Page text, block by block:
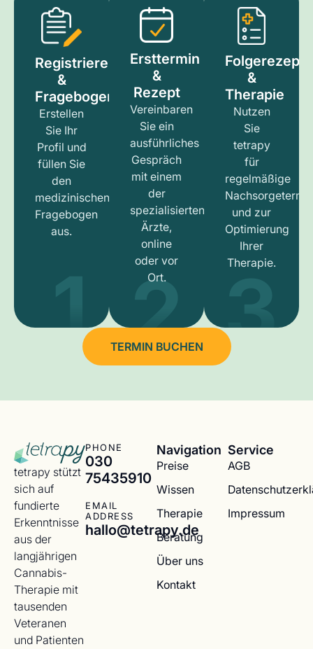
Registrieren
&
Fragebogen
Erstellen
Sie Ihr
Profil und
füllen Sie
den
medizinischen
Fragebogen
aus.
1
Ersttermin
&
Rezept
Vereinbaren
Sie ein
ausführliches
Gespräch
mit einem
der
spezialisierten
Ärzte,
online
oder vor
Ort.
2
Folgerezept
&
Therapie
Nutzen
Sie
tetrapy
für
regelmäßige
und zur
Optimierung
Ihrer
Therapie.
3
TERMIN BUCHEN
tetrapy stützt
sich auf
fundierte
Erkenntnisse
aus der
langjährigen
Cannabis-
Therapie mit
tausenden
Veteranen
und Patienten
PHONE
030
75435910
EMAIL
ADDRESS
hallo@tetrapy.de
Navigation
Preise
Wissen
Therapie
Beratung
Über uns
Kontakt
Service
AGB
Impressum